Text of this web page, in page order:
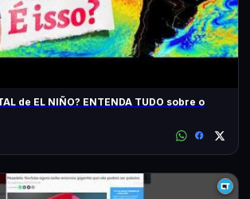
de EL NIÑO? ENTENDA TUDO sobre o